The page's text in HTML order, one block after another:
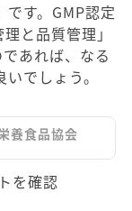
す。GMP認定
と品質管理」
あれば、なる
でしょう。
養食品協会
を確認